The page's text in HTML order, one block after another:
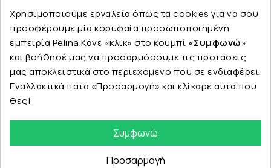
Εταιρεία
Χρησιμοποιούμε εργαλεία όπως τα cookies για να σου
προσφέρουμε μία κορυφαία προσωποποιημένη
εμπειρία Pelina.Κάνε «κλικ» στο κουμπί «Συμφωνώ»
και βοήθησέ μας να προσαρμόσουμε τις προτάσεις
μας αποκλειστικά στο περιεχόμενο που σε ενδιαφέρει.
Εναλλακτικά πάτα «Προσαρμογή» και κλίκαρε αυτά που
θες!
Συμφωνώ
Προσαρμογή